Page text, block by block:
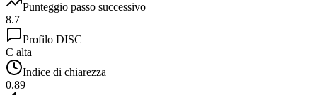
Punteggio passo successivo
8.7
Profilo DISC
C alta
Indice di chiarezza
0.89